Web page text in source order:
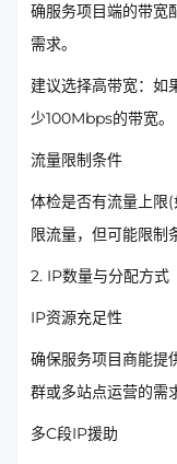
确服务项目端的带宽
需求。
建议选择高带宽：如
少100Mbps的带宽。
流量限制条件
体检是否有流量上限
限流量，但可能限制
2. IP数量与分配方式
IP资源充足性
确保服务项目商能提
群或多站点运营的需
多C段IP援助